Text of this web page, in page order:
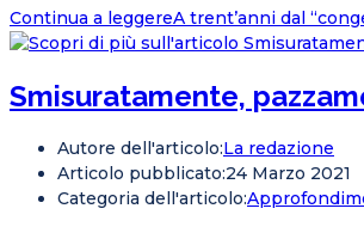
Continua a leggereA trent’anni dal
Smisuratamente,
Autore dell'articolo:La redazione
Articolo pubblicato:24 Marzo 2021
Categoria dell'articolo: